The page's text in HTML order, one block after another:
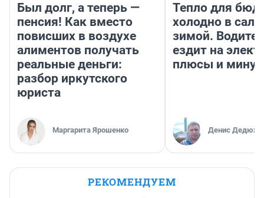
Был долг, а теперь —
пенсия! Как вместо
повисших в воздухе
алиментов получать
реальные деньги:
разбор иркутского
юриста
Маргарита Ярошенко
Тепло для
холодно в
зимой.
ездит на
плюсы и
Денис
РЕКОМЕНДУЕМ